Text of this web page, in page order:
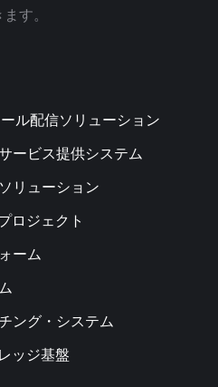
す。
ル配信ソリューション
ービス提供システム
リューション
ロジェクト
ーム
ング・システム
ッジ基盤